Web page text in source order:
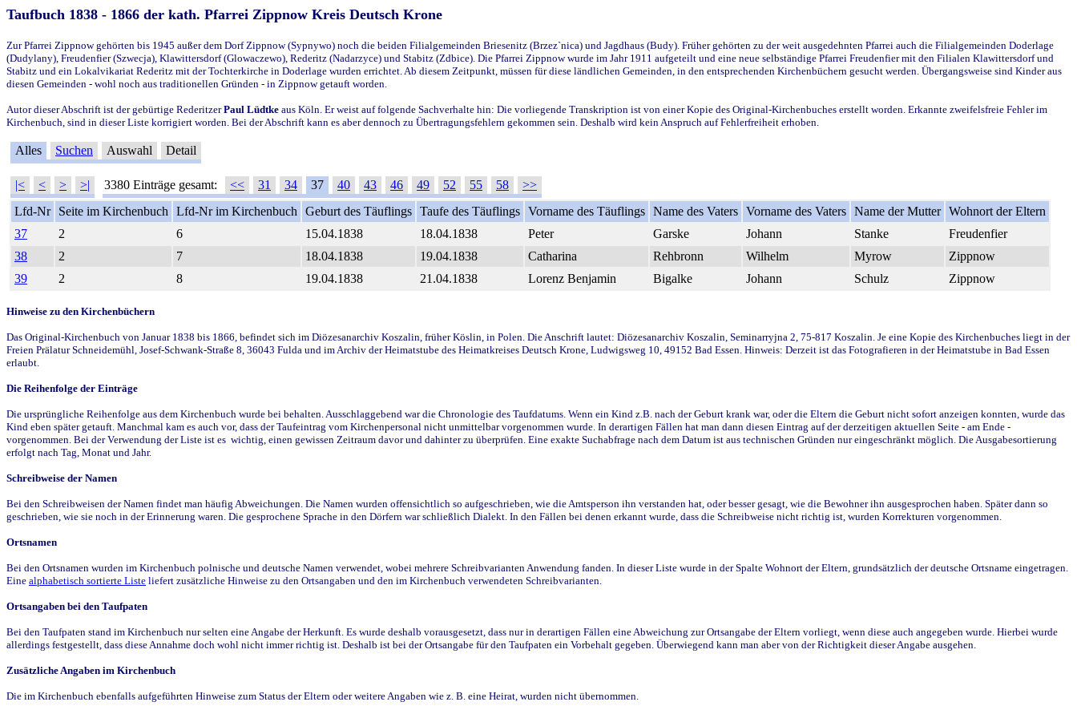
Taufbuch 1838 - 1866 der kath. Pfarrei Zippnow Kreis Deutsch Krone
Zur Pfarrei Zippnow gehörten bis 1945 außer dem Dorf Zippnow (Sypnywo) noch die beiden Filialgemeinden Briesenitz (Brzez`nica) und Jagdhaus (Budy). Früher gehörten zu der weit ausgedehnten Pfarrei auch die Filialgemeinden Doderlage
(Dudylany), Freudenfier (Szwecja), Klawittersdorf (Glowaczewo), Rederitz (Nadarzyce) und Stabitz (Zdbice). Die Pfarrei Zippnow wurde im Jahr 1911 aufgeteilt und eine neue selbständige Pfarrei Freudenfier mit den Filialen Klawittersdorf und
Stabitz und ein Lokalvikariat Rederitz mit der Tochterkirche in Doderlage wurden errichtet. Ab diesem Zeitpunkt, müssen für diese ländlichen Gemeinden, in den entsprechenden Kirchenbüchern gesucht werden. Übergangsweise sind Kinder aus
diesen Gemeinden - wohl noch aus traditionellen Gründen - in Zippnow getauft worden.
Autor dieser Abschrift ist der gebürtige RederitzerPaul Lüdtke aus Köln. Er weist auf folgende Sachverhalte hin: Die vorliegende Transkription ist von einer Kopie des Original-Kirchenbuches erstellt worden. Erkannte zweifelsfreie Fehler im
Kirchenbuch, sind in dieser Liste korrigiert worden. Bei der Abschrift kann es aber dennoch zu Übertragungsfehlern gekommen sein. Deshalb wird kein Anspruch auf Fehlerfreiheit erhoben.
Alles Suchen Auswahl Detail
|< < > >| 3380 Einträge gesamt: << 31 34 37 40 43 46 49 52 55 58
>>
Lfd-Nr
Seite im Kirchenbuch Lfd-Nr im Kirchenbuch Geburt des Täuflings Taufe des Täuflings Vorname des Täuflings Name des Vaters Vorname des Vaters Name der Mutter Wohnort der Eltern
37
2 6 15.04.1838 18.04.1838 Peter Garske Johann Stanke
Freudenfier
38
2 7 18.04.1838 19.04.1838 Catharina Rehbronn Wilhelm Myrow
Zippnow
39
2 8 19.04.1838 21.04.1838 Lorenz Benjamin Bigalke Johann Schulz Zippnow
Hinweise zu den Kirchenbüchern
Das Original-Kirchenbuch von Januar 1838 bis 1866, befindet sich im Diözesanarchiv Koszalin, früher Köslin, in Polen. Die Anschrift lautet: Diözesanarchiv Koszalin, Seminarryjna 2, 75-817 Koszalin. Je eine Kopie des Kirchenbuches liegt in der
Freien Prälatur Schneidemühl, Josef-Schwank-Straße 8, 36043 Fulda und im Archiv der Heimatstube des Heimatkreises Deutsch Krone, Ludwigsweg 10, 49152 Bad Essen. Hinweis: Derzeit ist das Fotografieren in der Heimatstube in Bad Essen
erlaubt.
Die Reihenfolge der Einträge
Die ursprüngliche Reihenfolge aus dem Kirchenbuch wurde bei behalten. Ausschlaggebend war die Chronologie des Taufdatums. Wenn ein Kind z.B. nach der Geburt krank war, oder die Eltern die Geburt nicht sofort anzeigen konnten, wurde das
Kind eben später getauft. Manchmal kam es auch vor, dass der Taufeintrag vom Kirchenpersonal nicht unmittelbar vorgenommen wurde. In derartigen Fällen hat man dann diesen Eintrag auf der derzeitigen aktuellen Seite - am Ende -
vorgenommen. Bei der Verwendung der Liste ist es wichtig, einen gewissen Zeitraum davor und dahinter zu überprüfen. Eine exakte Suchabfrage nach dem Datum ist aus technischen Gründen nur eingeschränkt möglich. Die Ausgabesortierung
erfolgt nach Tag, Monat und Jahr.
Schreibweise der Namen
Bei den Schreibweisen der Namen findet man häufig Abweichungen. Die Namen wurden offensichtlich so aufgeschrieben, wie die Amtsperson ihn verstanden hat, oder besser gesagt, wie die Bewohner ihn ausgesprochen haben. Später dann so
geschrieben, wie sie noch in der Erinnerung waren. Die gesprochene Sprache in den Dörfern war schließlich Dialekt. In den Fällen bei denen erkannt wurde, dass die Schreibweise nicht richtig ist, wurden Korrekturen vorgenommen.
Ortsnamen
Bei den Ortsnamen wurden im Kirchenbuch polnische und deutsche Namen verwendet, wobei mehrere Schreibvarianten Anwendung fanden. In dieser Liste wurde in der Spalte Wohnort der Eltern, grundsätzlich der deutsche Ortsname eingetragen.
Eine alphabetisch sortierte Liste liefert zusätzliche Hinweise zu den Ortsangaben und den im Kirchenbuch verwendeten Schreibvarianten.
Ortsangaben bei den Taufpaten
Bei den Taufpaten stand im Kirchenbuch nur selten eine Angabe der Herkunft. Es wurde deshalb vorausgesetzt, dass nur in derartigen Fällen eine Abweichung zur Ortsangabe der Eltern vorliegt, wenn diese auch angegeben wurde. Hierbei wurde
allerdings festgestellt, dass diese Annahme doch wohl nicht immer richtig ist. Deshalb ist bei der Ortsangabe für den Taufpaten ein Vorbehalt gegeben. Überwiegend kann man aber von der Richtigkeit dieser Angabe ausgehen.
Zusätzliche Angaben im Kirchenbuch
Die im Kirchenbuch ebenfalls aufgeführten Hinweise zum Status der Eltern oder weitere Angaben wie z. B. eine Heirat, wurden nicht übernommen.